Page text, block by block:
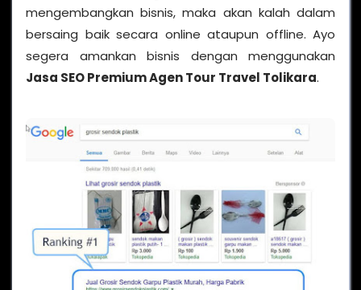
mengembangkan bisnis, maka akan kalah dalam
bersaing baik secara online ataupun offline. Ayo
segera amankan bisnis dengan menggunakan
Jasa SEO Premium Agen Tour Travel Tolikara.